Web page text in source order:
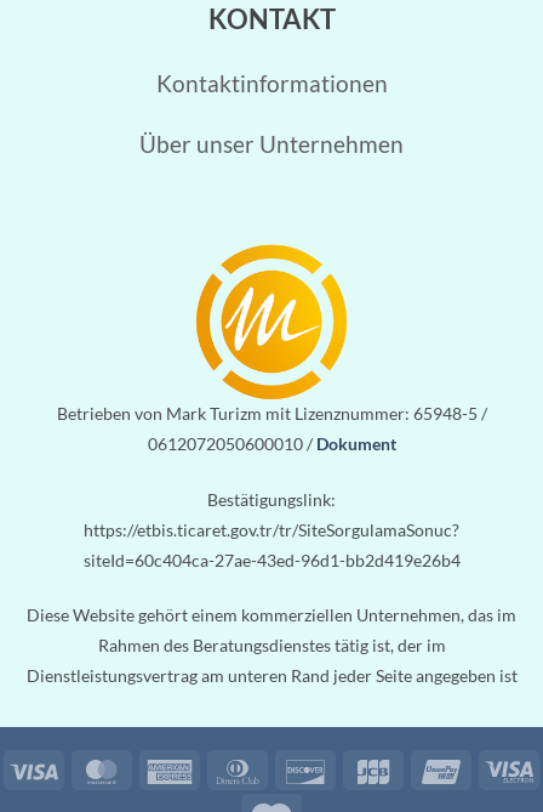
KONTAKT
Kontaktinformationen
Über unser Unternehmen
Betrieben von Mark Turizm mit Lizenznummer: 65948-5 /
0612072050600010 / Dokument
Bestätigungslink:
https://etbis.ticaret.gov.tr/tr/SiteSorgulamaSonuc?
siteId=60c404ca-27ae-43ed-96d1-bb2d419e26b4
Diese Website gehört einem kommerziellen Unternehmen, das im
Rahmen des Beratungsdienstes tätig ist, der im
Dienstleistungsvertrag am unteren Rand jeder Seite angegeben ist
Visa MasterCardAmerican
Express
Dinners
Club
Discover JCB